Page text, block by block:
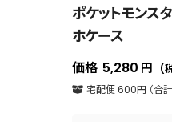
ポケットモン
ホケース
価格 セ
ー
5,280 円 (
宅配便 600円 （合